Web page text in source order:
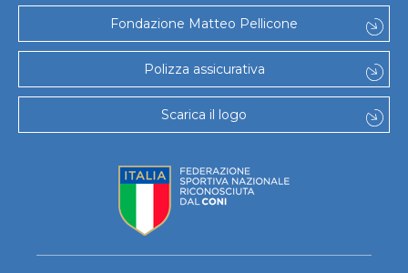
Fondazione Matteo Pellicone
Polizza assicurativa
Scarica il logo